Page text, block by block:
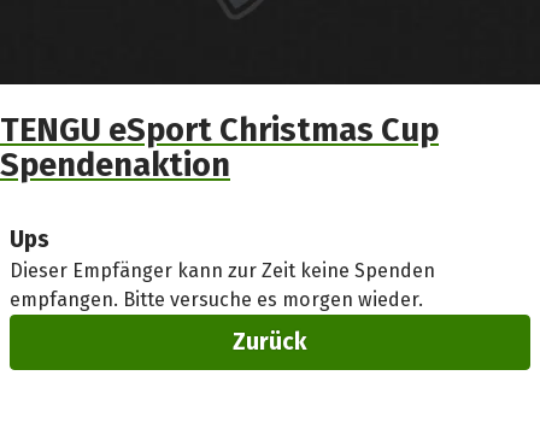
TENGU eSport Christmas Cup
Spendenaktion
Ups
Dieser Empfänger kann zur Zeit keine Spenden
empfangen. Bitte versuche es morgen wieder.
Zurück